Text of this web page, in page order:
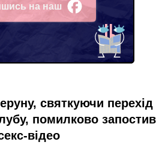
на наш
святкуючи перехід
помилково запостив
відео